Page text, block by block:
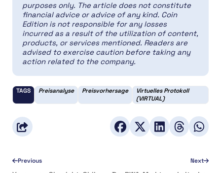
purposes only. The article does not constitute
financial advice or advice of any kind. Coin
Edition is not responsible for any losses
incurred as a result of the utilization of content,
products, or services mentioned. Readers are
advised to exercise caution before taking any
action related to the company.
TAGS Preisanalyse Preisvorhersage
Virtuelles Protokoll
(VIRTUAL)
Previous Next